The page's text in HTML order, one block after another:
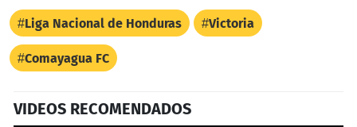
Liga Nacional de Honduras Victoria
Comayagua FC
VIDEOS RECOMENDADOS